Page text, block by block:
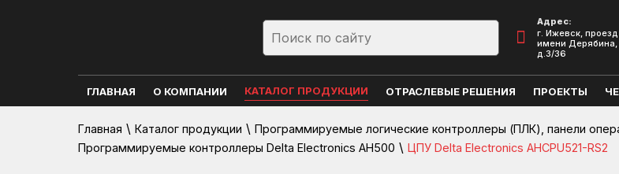
Адрес:
г. Ижевск, проезд
имени Дерябина,
д.3/36
ГЛАВНАЯ О КОМПАНИИ КАТАЛОГ ПРОДУКЦИИ ОТРАСЛЕВЫЕ РЕШЕНИЯ ПРОЕКТЫ
Главная \ Каталог продукции \ Программируемые логические контроллеры (ПЛК), панели
Программируемые контроллеры Delta Electronics AH500 \ ЦПУ Delta Electronics AHCPU521-RS2